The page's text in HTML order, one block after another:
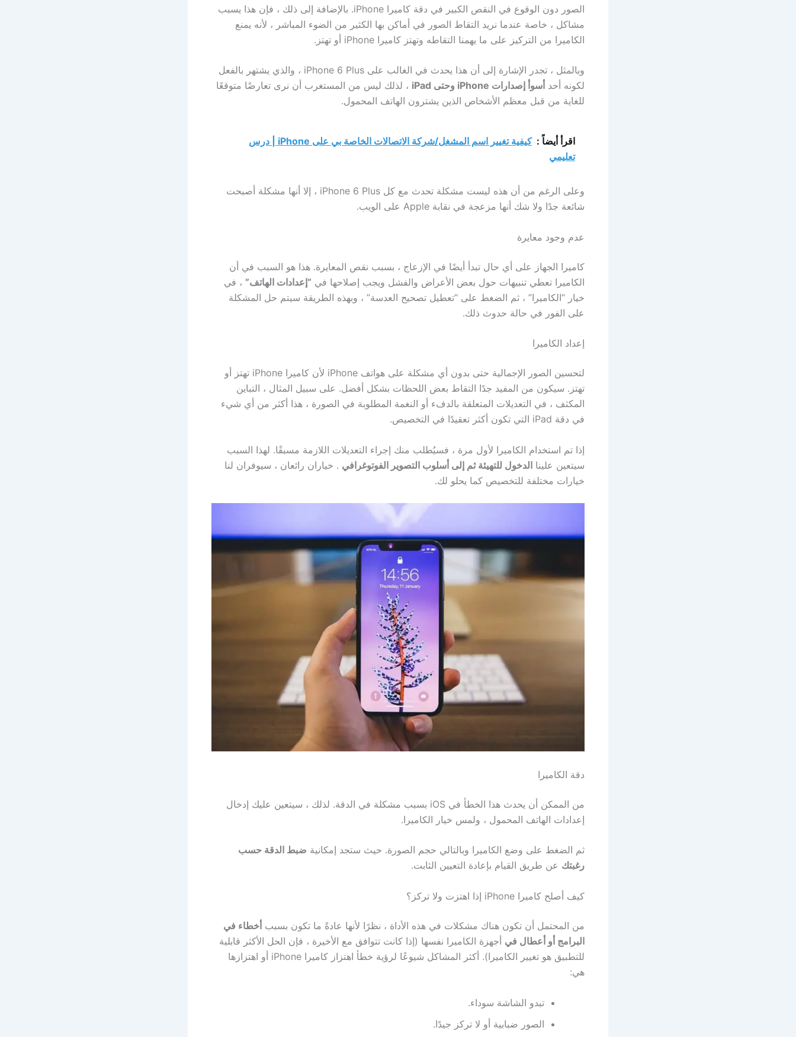
الصور دون الوقوع في النقص الكبير في دقة كاميرا iPhone. بالإضافة إلى ذلك ، فإن هذا يسبب
مشاكل ، خاصة عندما نريد التقاط الصور في أماكن بها الكثير من الضوء المباشر ، لأنه يمنع
الكاميرا من التركيز على ما يهمنا التقاطه وتهتز كاميرا iPhone أو تهتز.
وبالمثل ، تجدر الإشارة إلى أن هذا يحدث في الغالب على iPhone 6 Plus ، والذي يشتهر بالفعل
لكونه أحد أسوأ إصدارات iPhone وحتى iPad
، لذلك ليس من المستغرب أن نرى تعارضًا متوقعًا
للغاية من قبل معظم الأشخاص الذين يشترون الهاتف المحمول.
اقرأ أيضاً :
كيفية تغيير اسم المشغل/شركة الاتصالات الخاصة بي على iPhone | درس
تعليمي
وعلى الرغم من أن هذه ليست مشكلة تحدث مع كل iPhone 6 Plus ، إلا أنها مشكلة أصبحت
شائعة جدًا ولا شك أنها مزعجة في نقابة Apple على الويب.
عدم وجود معايرة
كاميرا الجهاز على أي حال تبدأ أيضًا في الإزعاج ، بسبب نقص المعايرة. هذا هو السبب في أن
الكاميرا تعطي تنبيهات حول بعض الأعراض والفشل ويجب إصلاحها في “إعدادات الهاتف” ، في
خيار “الكاميرا” ، ثم الضغط على “تعطيل تصحيح العدسة” ، وبهذه الطريقة سيتم حل المشكلة
على الفور في حالة حدوث ذلك.
إعداد الكاميرا
لتحسين الصور الإجمالية حتى بدون أي مشكلة على هواتف iPhone لأن كاميرا iPhone تهتز أو
تهتز. سيكون من المفيد جدًا التقاط بعض اللحظات بشكل أفضل. على سبيل المثال ، التباين
المكثف ، في التعديلات المتعلقة بالدفء أو النغمة المطلوبة في الصورة ، هذا أكثر من أي شيء
في دقة iPad التي تكون أكثر تعقيدًا في التخصيص.
إذا تم استخدام الكاميرا لأول مرة ، فسيُطلب منك إجراء التعديلات اللازمة مسبقًا. لهذا السبب
سيتعين علينا الدخول للتهيئة ثم إلى أسلوب التصوير الفوتوغرافي . خياران رائعان ، سيوفران لنا
خيارات مختلفة للتخصيص كما يحلو لك.
دقة الكاميرا
من الممكن أن يحدث هذا الخطأ في iOS بسبب مشكلة في الدقة. لذلك ، سيتعين عليك إدخال
إعدادات الهاتف المحمول ، ولمس خيار الكاميرا.
ثم الضغط على وضع الكاميرا وبالتالي حجم الصورة. حيث ستجد إمكانية ضبط الدقة حسب
رغبتك عن طريق القيام بإعادة التعيين الثابت.
كيف أصلح كاميرا iPhone إذا اهتزت ولا تركز؟
من المحتمل أن تكون هناك مشكلات في هذه الأداة ، نظرًا لأنها عادةً ما تكون بسبب أخطاء في
البرامج أو أعطال في أجهزة الكاميرا نفسها (إذا كانت تتوافق مع الأخيرة ، فإن الحل الأكثر قابلية
للتطبيق هو تغيير الكاميرا). أكثر المشاكل شيوعًا لرؤية خطأ اهتزاز كاميرا iPhone أو اهتزازها
هي:
تبدو الشاشة سوداء.
الصور ضبابية أو لا تركز جيدًا.